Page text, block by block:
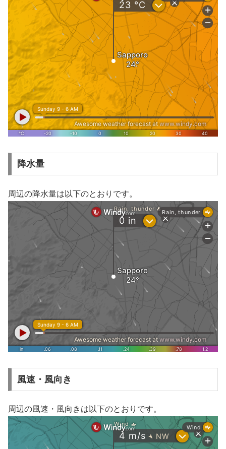
降水量
周辺の降水量は以下のとおりです。
風速・風向き
周辺の風速・風向きは以下のとおりです。